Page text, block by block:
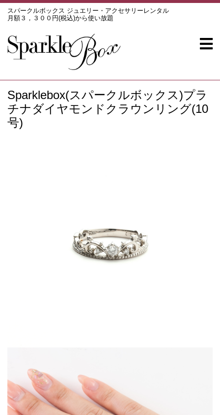
スパークルボックス ジュエリー・アクセサリーレンタル
月額３，３００円(税込)から使い放題
Sparklebox(スパークルボックス)プラ
チナダイヤモンドクラウンリング(10
号)